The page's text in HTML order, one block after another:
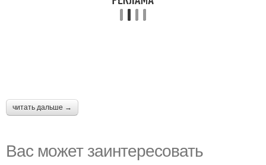
читать дальше →
Вас может заинтересовать